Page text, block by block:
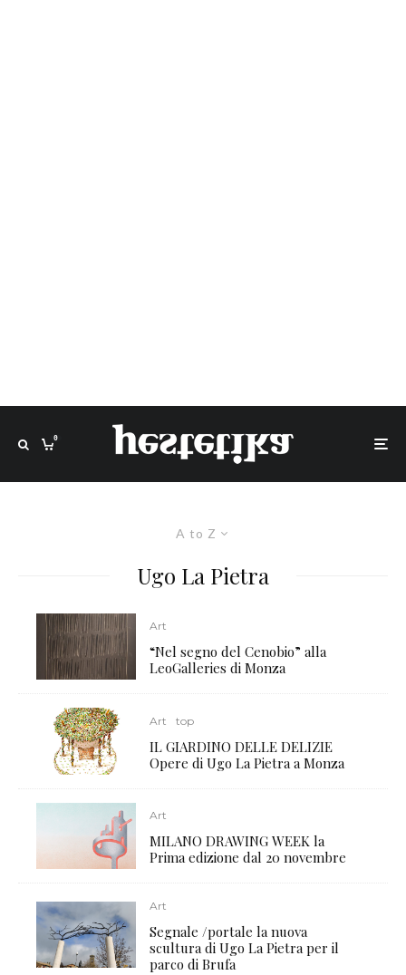
0
A to Z
Ugo La Pietra
Art
“Nel segno del Cenobio” alla
LeoGalleries di Monza
Art top
IL GIARDINO DELLE DELIZIE
Opere di Ugo La Pietra a Monza
Art
MILANO DRAWING WEEK la
Prima edizione dal 20 novembre
Art
Segnale /portale la nuova
scultura di Ugo La Pietra per il
parco di Brufa